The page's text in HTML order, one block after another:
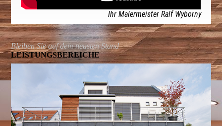
Ihr Malermeister Ralf Wyborny
Bleiben Sie auf dem neusten Stand
LEISTUNGS­BEREICHE